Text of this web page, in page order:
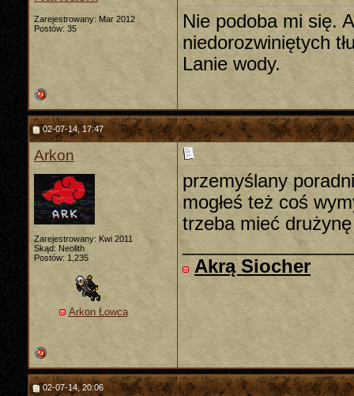
Zarejestrowany: Mar 2012
Postów: 35
Nie podoba mi się.
niedorozwiniętych
Lanie wody.
02-07-14, 17:47
Arkon
Zarejestrowany: Kwi 2011
Skąd: Neolith
Postów: 1,235
Arkon Łowca
przemyślany
mogłeś też coś
trzeba mieć
Akrą Siocher
02-07-14, 20:06